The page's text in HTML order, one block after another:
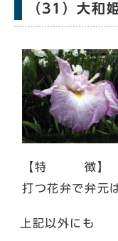
（31）大和
【特 徴】 美
打つ花弁で弁元
上記以外にも